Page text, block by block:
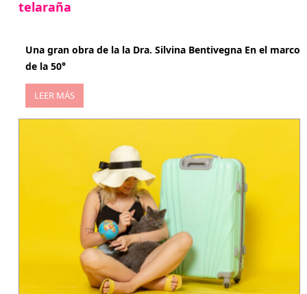
telaraña
Una gran obra de la la Dra. Silvina Bentivegna En el marco
de la 50°
LEER MÁS